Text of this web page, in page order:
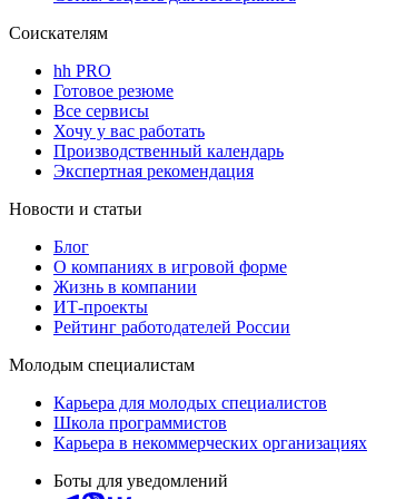
Соискателям
hh PRO
Готовое резюме
Все сервисы
Хочу у вас работать
Производственный календарь
Экспертная рекомендация
Новости и статьи
Блог
О компаниях в игровой форме
Жизнь в компании
ИТ-проекты
Рейтинг работодателей России
Молодым специалистам
Карьера для молодых специалистов
Школа программистов
Карьера в некоммерческих организациях
Боты для уведомлений